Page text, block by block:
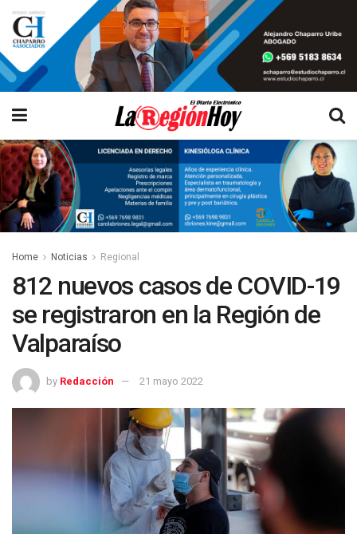
Home Noticias Regional
812 nuevos casos de COVID-19
se registraron en la Región de
Valparaíso
by Redacción 21 mayo 2022